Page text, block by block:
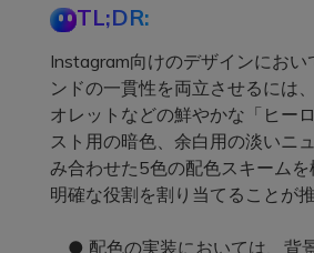
TL;DR:
Instagram向けのデザインにおい
ンドの一貫性を両立させるには
オレットなどの鮮やかな「ヒー
スト用の暗色、余白用の淡いニ
み合わせた5色の配色スキーム
明確な役割を割り当てることが
● 配色の実装においては、背